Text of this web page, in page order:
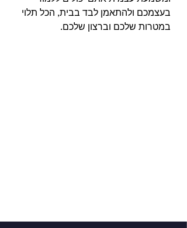
בעצמכם ולהתאמן לבד בבית, הכל תלוי
במטרות שלכם וברצון שלכם.